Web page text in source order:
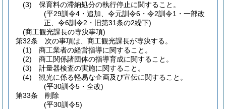
(3)
保育料の滞納処分の執行停止に関すること。
(平29訓令4・追加、令元訓令6・令2訓令1・一部改
正、令6訓令2・旧第31条の2繰下)
(商工観光課長の専決事項)
第32条
次の事項は、商工観光課長が専決する。
(1)
商工業者の経営指導に関すること。
(2)
商工関係諸団体の指導育成に関すること。
(3)
計量器検査の実施に関すること。
(4)
観光に係る軽易な企画及び宣伝に関すること。
(平30訓令5・全改)
第33条
削除
(平30訓令5)